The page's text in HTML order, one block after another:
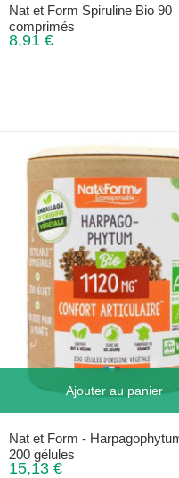
Nat et Form Spiruline Bio 90
comprimés
8,91 €
Ajouter au panier
Nat et Form -
200 gélules
15,13 €